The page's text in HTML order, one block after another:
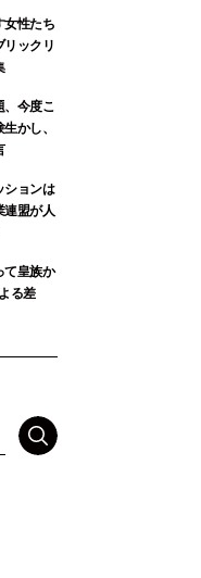
女性たち
リックリ
、今度こ
かし、
ションは
連盟が人
て皇族か
る差